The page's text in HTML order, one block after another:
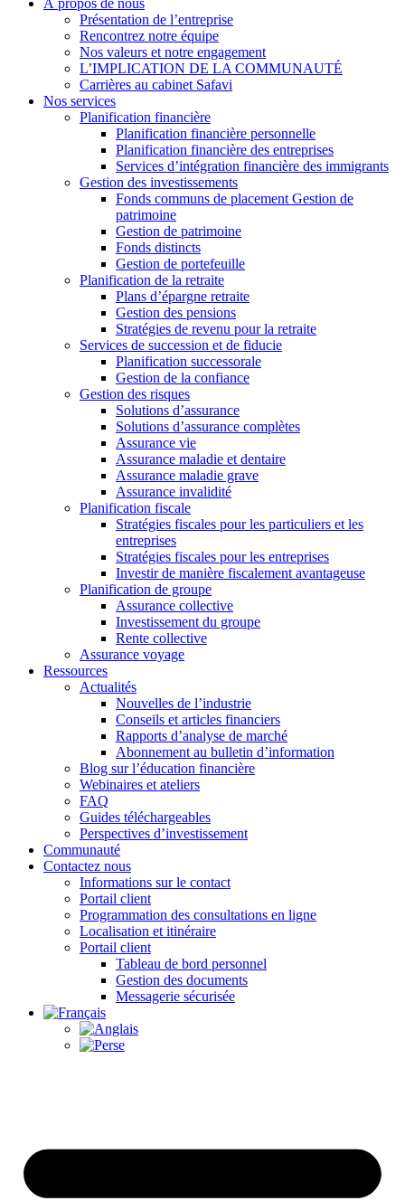
Présentation de l’entreprise
Rencontrez notre équipe
Nos valeurs et notre engagement
L’IMPLICATION DE LA COMMUNAUTÉ
Carrières au cabinet Safavi
Nos services
Planification financière
Planification financière personnelle
Planification financière des entreprises
Services d’intégration financière des immigrants
Gestion des investissements
Fonds communs de placement Gestion de
patrimoine
Gestion de patrimoine
Fonds distincts
Gestion de portefeuille
Planification de la retraite
Plans d’épargne retraite
Gestion des pensions
Stratégies de revenu pour la retraite
Services de succession et de fiducie
Planification successorale
Gestion de la confiance
Gestion des risques
Solutions d’assurance
Solutions d’assurance complètes
Assurance vie
Assurance maladie et dentaire
Assurance maladie grave
Assurance invalidité
Planification fiscale
Stratégies fiscales pour les particuliers et les
entreprises
Stratégies fiscales pour les entreprises
Investir de manière fiscalement avantageuse
Planification de groupe
Assurance collective
Investissement du groupe
Rente collective
Assurance voyage
Ressources
Actualités
Nouvelles de l’industrie
Conseils et articles financiers
Rapports d’analyse de marché
Abonnement au bulletin d’information
Blog sur l’éducation financière
Webinaires et ateliers
FAQ
Guides téléchargeables
Perspectives d’investissement
Communauté
Contactez nous
Informations sur le contact
Portail client
Programmation des consultations en ligne
Localisation et itinéraire
Portail client
Tableau de bord personnel
Gestion des documents
Messagerie sécurisée